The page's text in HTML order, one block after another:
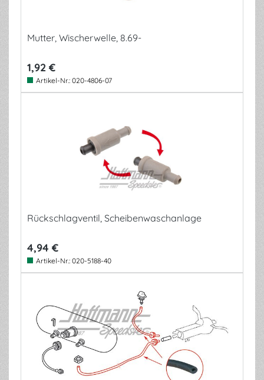
Mutter, Wischerwelle, 8.69-
1,92 €
Artikel-Nr.: 020-4806-07
Rückschlagventil, Scheibenwaschanlage
4,94 €
Artikel-Nr.: 020-5188-40